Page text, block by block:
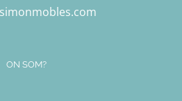
ON SOM?